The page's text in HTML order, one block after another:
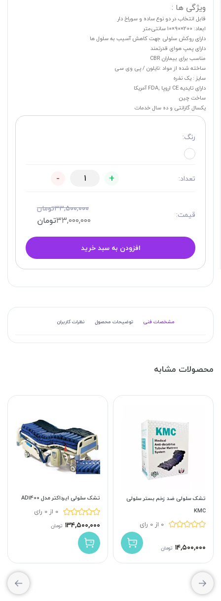
ویژگی ها :
قابل انتخاب در دو نوع ساده و سوراخ دار
ابعاد: 200×90×10 سانتی‌متر
دارای روکش سلولی جهت کاهش آسیب به سلول ها
دارای پمپ هوای قدرتمند
مناسب برای بیماران CBR
ساخته شده از مواد :نایلون / پی وی سی
سایز : یک نفره
دارای تایدیه CE اروپا ,FDA آمریکا
ساخت چین
یکسال گارانتی و ده سال خدمات
رنگ:
تعداد: +
-
قیمت: ۳۳,۵۰۰,۰۰۰تومان
۳۳,۰۰۰,۰۰۰تومان
افزودن به سبد خرید
مشخصات فنی توضیحات محصول نظرات کاربران
محصولات مشابه
تشک سلولی ضد زخم بستر سلولی
KMC
0 از 0 رای
۱۴,۵۰۰,۰۰۰ تومان
تشک سلولی ایرداکتر مدل AD1400
0 از 0 رای
۱۳۴,۵۰۰,۰۰۰ تومان